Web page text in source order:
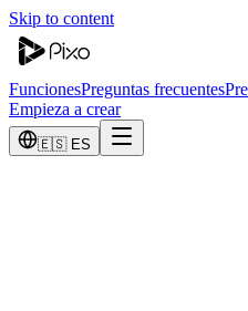
Skip to content
FuncionesPreguntas frecuentes
Empieza a crear
🇪🇸 ES